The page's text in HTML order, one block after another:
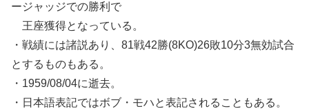
ージャッジでの勝利で
王座獲得となっている。
・戦績には諸説あり、81戦42勝(8KO)26敗10分3無効試合
とするものもある。
・1959/08/04に逝去。
・日本語表記ではボブ・モハと表記されることもある。